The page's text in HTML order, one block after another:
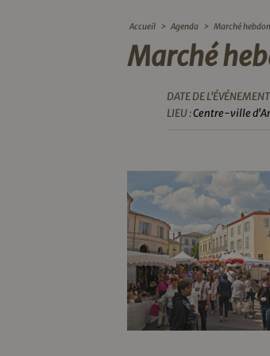
Accueil > Agenda > Marché
Marché
DATE DE
LIEU :Centre-ville